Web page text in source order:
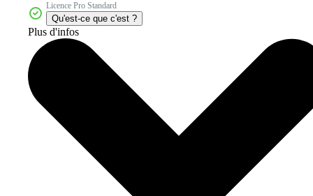
Licence Pro Standard
Qu'est-ce que c'est ?
Plus d'infos